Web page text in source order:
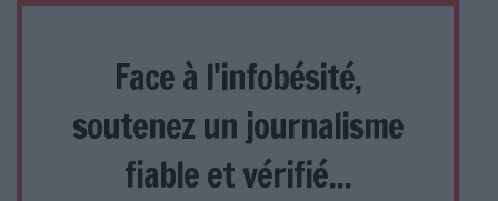
Face à l'infobésité,
soutenez un journalisme
fiable et vérifié...